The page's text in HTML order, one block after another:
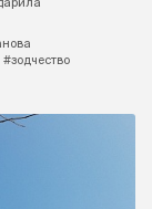
#зодчество